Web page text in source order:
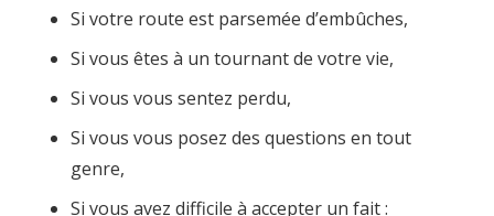
Si votre route est parsemée d’embûches,
Si vous êtes à un tournant de votre vie,
Si vous vous sentez perdu,
Si vous vous posez des questions en tout
genre,
Si vous avez difficile à accepter un fait :